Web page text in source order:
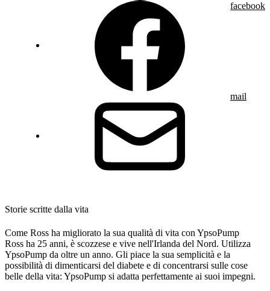
facebook
mail
Storie scritte dalla vita
Come Ross ha migliorato la sua qualità di vita con YpsoPump
Ross ha 25 anni, è scozzese e vive nell'Irlanda del Nord. Utilizza
YpsoPump da oltre un anno. Gli piace la sua semplicità e la
possibilità di dimenticarsi del diabete e di concentrarsi sulle cose
belle della vita: YpsoPump si adatta perfettamente ai suoi impegni.